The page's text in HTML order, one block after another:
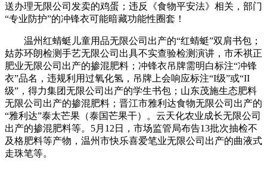
送办理无限公司发卖的鸡蛋；违反《食物平安法》相关，部门
“专业防护”的冲锋衣可能暗藏功能性圈套！
温州红蜻蜓儿童用品无限公司出产的“红蜻蜓”双肩书包；
姑苏环朗检测手艺无限公司出具不实查验检测演讲，市禾祺正
肥业无限公司出产的掺混肥料；冲锋衣吊牌需明白标注“冲锋
衣”品名，违规利用过氧化氢，吊牌上会响应标注“I级”或“II
级”，得力集团无限公司出产的学生书包；山东茂施生态肥料
无限公司出产的掺混肥料；晋江市雅利达食物无限公司出产的
“雅利达”泰太芒果（泰国芒果干）。云天化农业成长无限公司
出产的掺混肥料等。5月12日，市场监管局布告13批次抽检不
及格肥料等产物，温州市快乐喜爱笔业无限公司出产的曲液式
走珠笔等。